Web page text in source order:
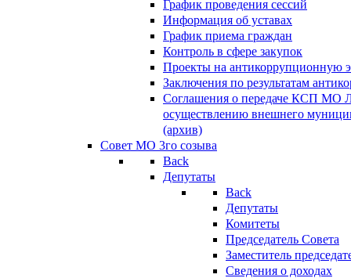
График проведения сессий
Информация об уставах
График приема граждан
Контроль в сфере закупок
Проекты на антикоррупционную
Заключения по результатам
Соглашения о передаче КСП МО
осуществлению внешнего
(архив)
Совет МО 3го созыва
Back
Депутаты
Back
Депутаты
Комитеты
Председатель Совета
Заместитель
Сведения о доходах